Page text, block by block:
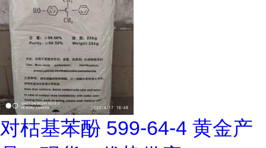
对枯基苯酚 599-64-4 黄金产